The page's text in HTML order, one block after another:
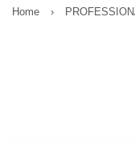
Home ›